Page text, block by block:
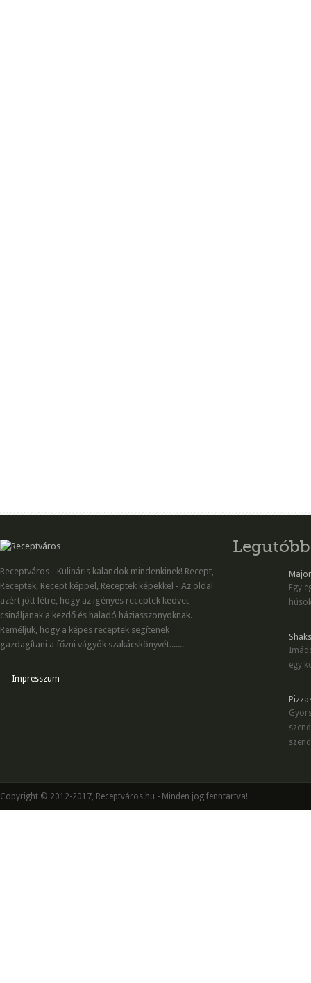
Receptváros - Kulináris kalandok mindenkinek! Recept,
Receptek, Recept képpel, Receptek képekkel - Az oldal
azért jött létre, hogy az igényes receptek kedvet
csináljanak a kezdő és haladó háziasszonyoknak.
Reméljük, hogy a képes receptek segítenek
gazdagítani a főzni vágyók szakácskönyvét.......
Impresszum
Egy
egy
Copyright © 2012-2017, Receptváros.hu - Minden jog fenntartva!